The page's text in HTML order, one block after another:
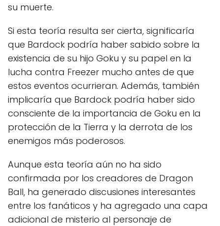
su muerte.
Si esta teoría resulta ser cierta, significaría
que Bardock podría haber sabido sobre la
existencia de su hijo Goku y su papel en la
lucha contra Freezer mucho antes de que
estos eventos ocurrieran. Además, también
implicaría que Bardock podría haber sido
consciente de la importancia de Goku en la
protección de la Tierra y la derrota de los
enemigos más poderosos.
Aunque esta teoría aún no ha sido
confirmada por los creadores de Dragon
Ball, ha generado discusiones interesantes
entre los fanáticos y ha agregado una capa
adicional de misterio al personaje de